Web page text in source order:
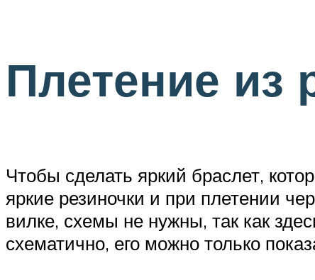
Плетение из
Чтобы сделать яркий браслет,
яркие резиночки и при плетении
вилке, схемы не нужны, так как
схематично, его можно только